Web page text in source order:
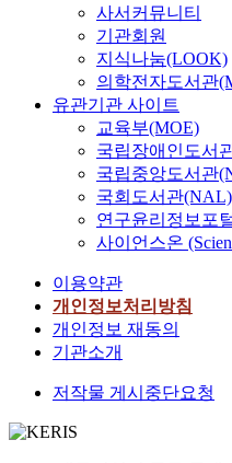
사서커뮤니티
기관회원
지식나눔(LOOK)
의학전자도서관
유관기관 사이트
교육부(MOE)
국립장애인도서
국립중앙도서관
국회도서관(NAL)
연구윤리정보포
사이언스온
이용약관
개인정보처리방침
개인정보 재동의
기관소개
저작물 게시중단요청